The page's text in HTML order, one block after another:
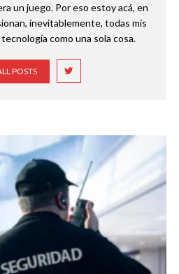
un juego. Por eso estoy acá, en
inevitablemente, todas mis
como una sola cosa.
POSTS